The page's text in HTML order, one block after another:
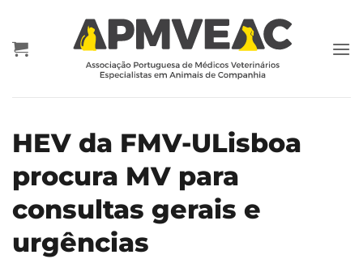
content
HEV da FMV-ULisboa
procura MV para
consultas gerais e
urgências